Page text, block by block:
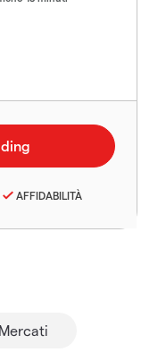
AFFIDABILITÀ
Mercati